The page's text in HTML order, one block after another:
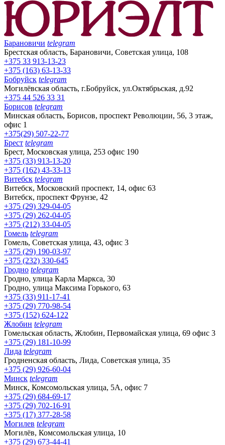
Барановичи telegram
Брестская область, Барановичи, Советская улица, 108
+375 33 913-13-23
+375 (163) 63-13-33
Бобруйск telegram
Могилёвская область, г.Бобруйск, ул.Октябрьская, д.92
+375 44 526 33 31
Борисов telegram
Минская область, Борисов, проспект Революции, 56, 3 этаж,
офис 1
+375(29) 507-22-77
Брест telegram
Брест, Московская улица, 253 офис 190
+375 (33) 913-13-20
+375 (162) 43-33-13
Витебск telegram
Витебск, Московский проспект, 14, офис 63
Витебск, проспект Фрунзе, 42
+375 (29) 329-04-05
+375 (29) 262-04-05
+375 (212) 33-04-05
Гомель telegram
Гомель, Советская улица, 43, офис 3
+375 (29) 190-03-97
+375 (232) 330-645
Гродно telegram
Гродно, улица Карла Маркса, 30
Гродно, улица Максима Горького, 63
+375 (33) 911-17-41
+375 (29) 770-98-54
+375 (152) 624-122
Жлобин telegram
Гомельская область, Жлобин, Первомайская улица, 69 офис 3
+375 (29) 181-10-99
Лида telegram
Гродненская область, Лида, Советская улица, 35
+375 (29) 926-60-04
Минск telegram
Минск, Комсомольская улица, 5А, офис 7
+375 (29) 684-69-17
+375 (29) 702-16-91
+375 (17) 377-28-58
Могилев telegram
Могилёв, Комсомольская улица, 10
+375 (29) 673-44-41